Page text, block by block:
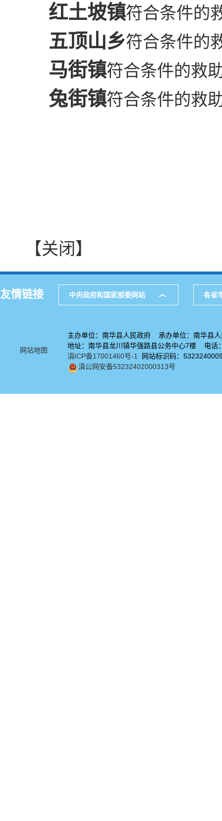
红土坡镇符合条件的
五顶山乡符合条件的
马街镇符合条件的救
兔街镇符合条件的救
【关闭】
友情链接 中央政府和国家部委网站 各省
网站地图
主办单位：南华县人民政府 承办单位：南华县人
地址：南华县龙川镇华强路县公务中心7楼 电
滇ICP备17001460号-1
网站标识码：
滇公网安备53232402000313号